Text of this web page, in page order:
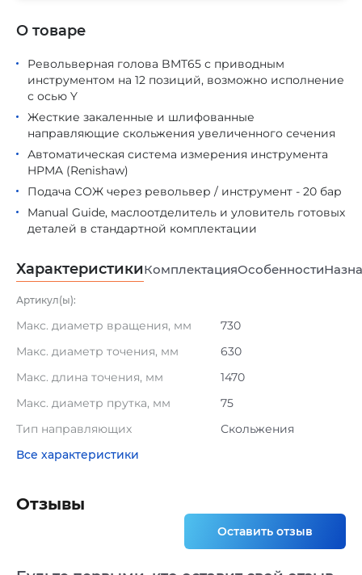
Револьверная голова BMT65 с приводным
инструментом на 12 позиций, возможно исполнение
с осью Y
Жесткие закаленные и шлифованные
направляющие скольжения увеличенного сечения
Автоматическая система измерения инструмента
HPMA (Renishaw)
Подача СОЖ через револьвер / инструмент - 20 бар
Manual Guide, маслоотделитель и уловитель готовых
деталей в стандартной комплектации
О товаре
ХарактеристикиКомплектацияОсобенности
Артикул(ы):
Макс. диаметр вращения, мм
730
Макс. диаметр точения, мм
630
Макс. длина точения, мм
1470
Макс. диаметр прутка, мм
75
Тип направляющих
Скольжения
Все характеристики
Отзывы
Оставить отзыв